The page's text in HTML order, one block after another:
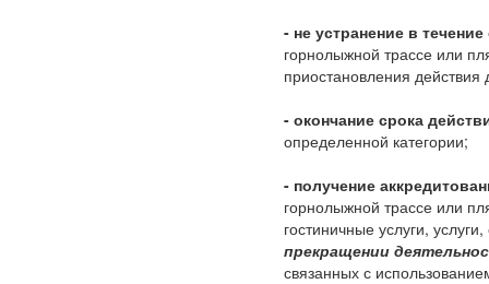
- не устранение в течение
горнолыжной трассе или
приостановления действия
- окончание срока
определенной категории;
- получение
горнолыжной трассе или
гостиничные услуги,
прекращении
связанных с